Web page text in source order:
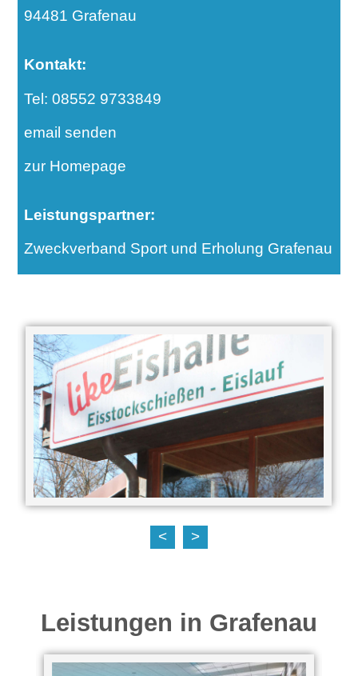
94481 Grafenau
Kontakt:
Tel: 08552 9733849
email senden
zur Homepage
Leistungspartner:
Zweckverband Sport und Erholung Grafenau
< >
Leistungen in Grafenau